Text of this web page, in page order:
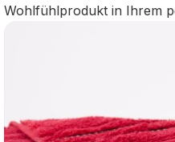
Wohlfühlprodukt in Ihrem